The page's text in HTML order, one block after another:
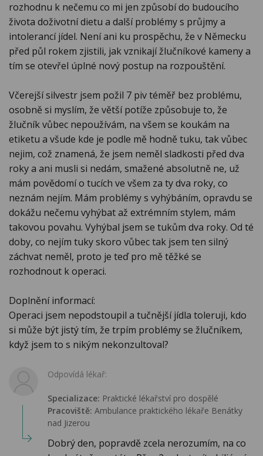
rozhodnu k nečemu co mi jen způsobí do budoucího
života doživotní dietu a další problémy s průjmy a
intolerancí jídel. Není ani ku prospěchu, že v Německu
před půl rokem zjistili, jak vznikají žlučníkové kameny a
tím se otevřel úplné nový postup na rozpouštění.
Včerejší silvestr jsem požil 7 piv téměř bez problému,
osobně si myslím, že větší potíže způsobuje to, že
žlučník vůbec nepoužívám, na všem se koukám na
etiketu a všude kde je podle mě hodně tuku, tak vůbec
nejim, což znamená, že jsem neměl sladkosti před dva
roky a ani musli si nedám, smažené absolutně ne, už
mám povědomí o tucích ve všem za ty dva roky, co
neznám nejím. Mám problémy s vyhýbáním, opravdu se
dokážu nečemu vyhýbat až extrémním stylem, mám
takovou povahu. Vyhýbal jsem se tukům dva roky. Od té
doby, co nejím tuky skoro vůbec tak jsem ten silný
záchvat neměl, proto je teď pro mě těžké se
rozhodnout k operaci.
Doplnění informací:
Operaci jsem nepodstoupil a tučnější jídla toleruji, kdo
si může být jistý tím, že trpím problémy se žlučníkem,
když jsem to s nikým nekonzultoval?
Odpovídá lékař:
Specializace: Praktické lékařství pro dospělé
Pracoviště: Ambulance praktického lékaře Benátky
nad Jizerou
Dobrý den, popravdě zcela nerozumím, na co